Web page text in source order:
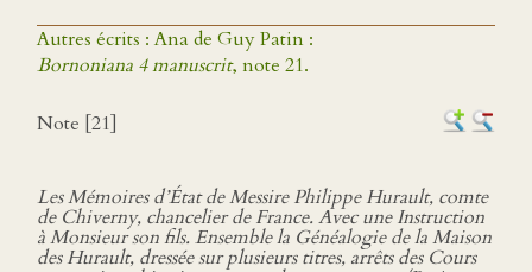
Autres écrits : Ana de Guy Patin :
Bornoniana 4 manuscrit, note 21.
Note [21]
Les Mémoires d’État de Messire Philippe Hurault, comte
de Chiverny, chancelier de France. Avec une Instruction
à Monsieur son fils. Ensemble la Généalogie de la Maison
des Hurault, dressée sur plusieurs titres, arrêts des Cours